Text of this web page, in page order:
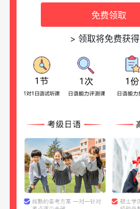
免费领取
> 领取将免费获得